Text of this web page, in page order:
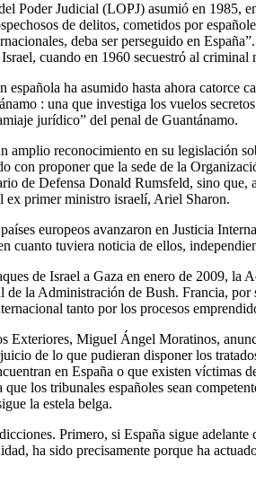
Poder Judicial (LOPJ) asumió en 1985,
de delitos, cometidos por
deba ser perseguido en
cuando en 1960 secuestró al
española ha asumido hasta ahora catorce
: una que investiga los vuelos
jurídico” del penal de Guantánamo.
amplio reconocimiento en su legislación
con proponer que la sede de la
de Defensa Donald Rumsfeld, sino
ex primer ministro israelí, Ariel Sharon.
europeos avanzaron en Justicia
cuanto tuviera noticia de ellos,
de Israel a Gaza en enero de 2009,
la Administración de Bush. Francia,
tanto por los procesos
Exteriores, Miguel Ángel Moratinos,
de lo que pudieran disponer los
en España o que existen
los tribunales españoles sean
la estela belga.
Primero, si España sigue
ha sido precisamente porque ha